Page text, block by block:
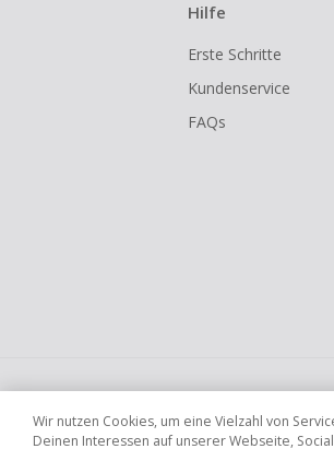
Hilfe
Erste Schritte
Kundenservice
FAQs
Wir nutzen Cookies, um eine Vielzahl von
Deinen Interessen auf unserer Webseite,